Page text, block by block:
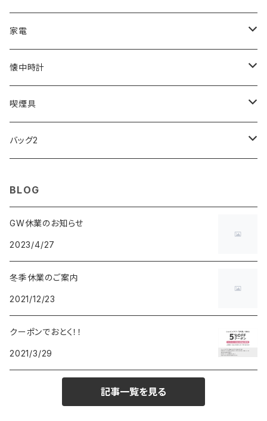
ZEPPELIN
SKAGEN
FOOTBALL WATCHES
ARCA FUTURA
DISNEY
FOREVER
CLUSE
ETTINGER
COACH
BVLGARI
VANQUISH
DUNHILL
BEAMZSQUARE
TOMMY HILFIGER
CALVIN KLEIN
DANIEL WELLINGTON
SWAROVSKI
VIVIENNE WESTWOOD
MICHAEL KORS
MARC JACOBS
DIESEL
COLEMAN
MONTBLANC
Fashion Accessory Cllection
ISLAND
ATLANTIC STARS
VIVIENNE WESTWOOD
POLO RALPH LAUREN
G GUSTO
GULLWING
LESPORTSAC
PRADA
BROMPTON
HAMILTON
INCASE
BLOSSOM
MONDAINE
MAWA
その他
TANACOCORO
WOODEN
CASIO
PELIKAN
CROSS
MONTBLANC
SWAROVSKI
SMYTHSON
FEUERHAND
CASIO
ERGO BABY
その他
AMOS
OMMIX
COACH
家電
CREATE
TORAY
OMRON
Micol
懐中時計
MONDAINE
喫煙具
ZIPPO
バッグ2
BLOG
GW休業のお知らせ
2023/4/27
冬季休業のご案内
2021/12/23
クーポンでおとく！！
2021/3/29
記事一覧を見る